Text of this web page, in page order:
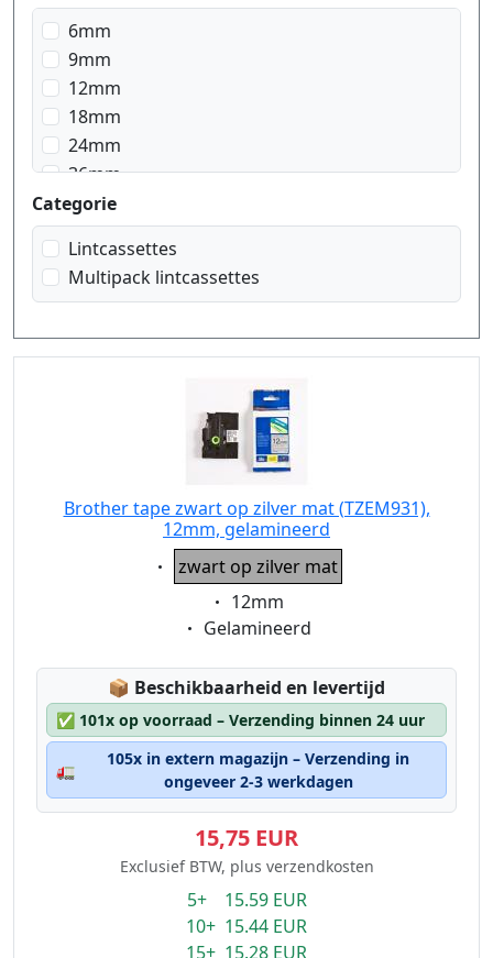
zwart op geel
zwart op groen
zwart op rood
zwart op signal geel
zwart op signal oranje
zwart op transparant
zwart op wit
zwart op zilver mat
6mm
9mm
12mm
18mm
24mm
36mm
Categorie
Lintcassettes
Multipack lintcassettes
Brother tape zwart op zilver mat (TZEM931),
12mm, gelamineerd
Eigenschaft:
zwart op zilver mat
Eigenschaft:
12mm
Eigenschaft:
Gelamineerd
📦 Lagerstatus:
Beschikbaarheid en levertijd
✅ 101x op voorraad – Verzending binnen 24 uur
🚛
105x in extern magazijn – Verzending in
ongeveer 2-3 werkdagen
15,75 EUR
Exclusief BTW, plus verzendkosten
5+ 15.59 EUR
10+ 15.44 EUR
15+ 15.28 EUR